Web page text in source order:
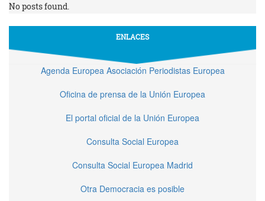
No posts found.
ENLACES
Agenda Europea Asociación Periodistas Europea
Oficina de prensa de la Unión Europea
El portal oficial de la Unión Europea
Consulta Social Europea
Consulta Social Europea Madrid
Otra Democracia es posible